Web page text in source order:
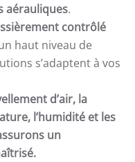
aérauliques.
contrôlé
haut niveau de
s’adaptent à vos
d’air, la
l’humidité et les
un